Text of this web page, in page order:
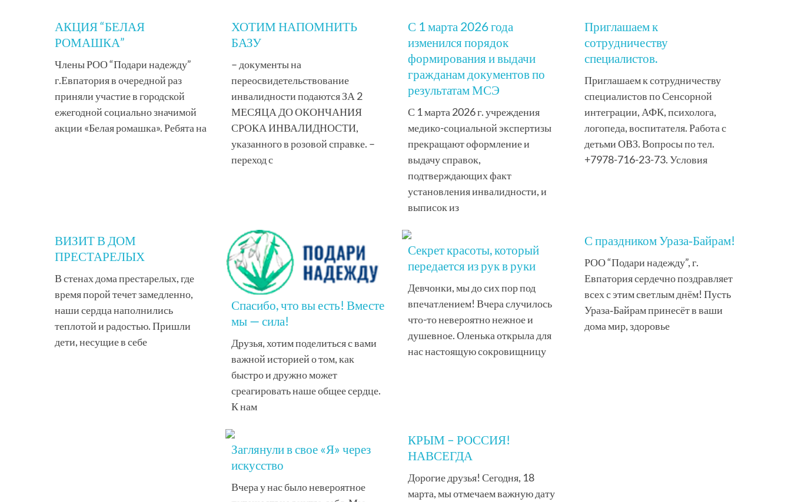
АКЦИЯ “БЕЛАЯ
РОМАШКА”
Члены РОО “Подари надежду”
г.Евпатория в очередной раз
приняли участие в городской
ежегодной социально значимой
акции «Белая ромашка». Ребята на
ХОТИМ НАПОМНИТЬ
БАЗУ
– документы на
переосвидетельствование
инвалидности подаются ЗА 2
МЕСЯЦА ДО ОКОНЧАНИЯ
СРОКА ИНВАЛИДНОСТИ,
указанного в розовой справке. –
переход с
С 1 марта 2026 года
изменился порядок
формирования и выдачи
гражданам документов по
результатам МСЭ
С 1 марта 2026 г. учреждения
медико-социальной экспертизы
прекращают оформление и
выдачу справок,
подтверждающих факт
установления инвалидности, и
выписок из
Приглашаем к
сотрудничеству
специалистов.
Приглашаем к сотрудничеству
специалистов по Сенсорной
интеграции, АФК, психолога,
логопеда, воспитателя. Работа с
детьми ОВЗ. Вопросы по тел.
+7978-716-23-73. Условия
ВИЗИТ В ДОМ
ПРЕСТАРЕЛЫХ
В стенах дома престарелых, где
время порой течет замедленно,
наши сердца наполнились
теплотой и радостью. Пришли
дети, несущие в себе
Спасибо, что вы есть! Вместе
мы — сила!
Друзья, хотим поделиться с вами
важной историей о том, как
быстро и дружно может
среагировать наше общее сердце.
К нам
Секрет красоты, который
передается из рук в руки
Девчонки, мы до сих пор под
впечатлением! Вчера случилось
что-то невероятно нежное и
душевное. Оленька открыла для
нас настоящую сокровищницу
С праздником Ураза‑Байрам!
РОО “Подари надежду”, г.
Евпатория сердечно поздравляет
всех с этим светлым днём! Пусть
Ураза‑Байрам принесёт в ваши
дома мир, здоровье
Заглянули в свое «Я» через
искусство
Вчера у нас было невероятное
КРЫМ – РОССИЯ!
НАВСЕГДА
Дорогие друзья! Сегодня, 18
марта, мы отмечаем важную дату